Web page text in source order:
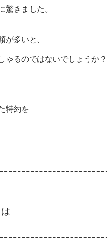
驚きました。
が多いと、
ゃるのではないでしょうか？
特約を